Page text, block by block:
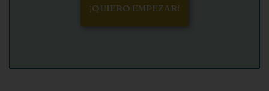
¡QUIERO EMPEZAR!